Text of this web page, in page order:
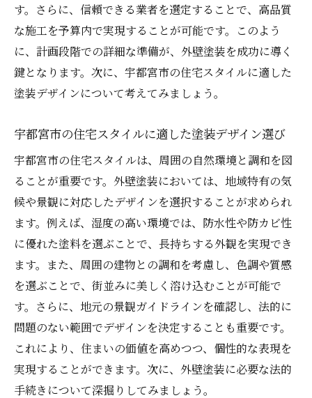
外壁塗装のタイミングを見極める
宇都宮市特有の外壁問題に対応する準備
宇都宮市の気候に合った外壁塗装の塗料選びの
コツ
宇都宮市の気候条件に適した塗料の種類
耐候性の高い塗料の選び方
UVカットと断熱性能のある塗料
塗料メーカーの比較と選定基準
エコフレンドリーな塗料の選択肢
外壁塗装のプロが教える業者選びで失敗しない
方法
信頼できる業者を見極めるためのチェック
リスト
外壁塗装業者の選び方とその基準
契約時に注意すべき事項と確認ポイント
業者の過去の施工事例を確認する方法
す。さらに、信頼できる業者を選定することで、高品質
な施工を予算内で実現することが可能です。このよう
に、計画段階での詳細な準備が、外壁塗装を成功に導く
鍵となります。次に、宇都宮市の住宅スタイルに適した
塗装デザインについて考えてみましょう。
宇都宮市の住宅スタイルに適した塗装デザイン選び
宇都宮市の住宅スタイルは、周囲の自然環境と調和を図
ることが重要です。外壁塗装においては、地域特有の気
候や景観に対応したデザインを選択することが求められ
ます。例えば、湿度の高い環境では、防水性や防カビ性
に優れた塗料を選ぶことで、長持ちする外観を実現でき
ます。また、周囲の建物との調和を考慮し、色調や質感
を選ぶことで、街並みに美しく溶け込むことが可能で
す。さらに、地元の景観ガイドラインを確認し、法的に
問題のない範囲でデザインを決定することも重要です。
これにより、住まいの価値を高めつつ、個性的な表現を
実現することができます。次に、外壁塗装に必要な法的
手続きについて深掘りしてみましょう。